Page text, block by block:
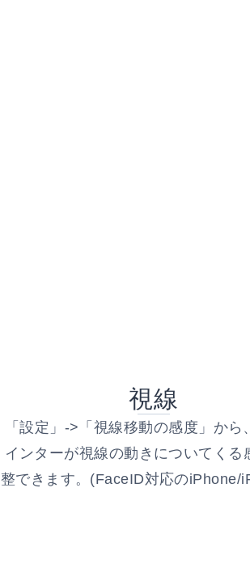
視線
「設定」->「視線移動の感度」から
インターが視線の動きについてくる
整できます。(FaceID対応のiPhone/